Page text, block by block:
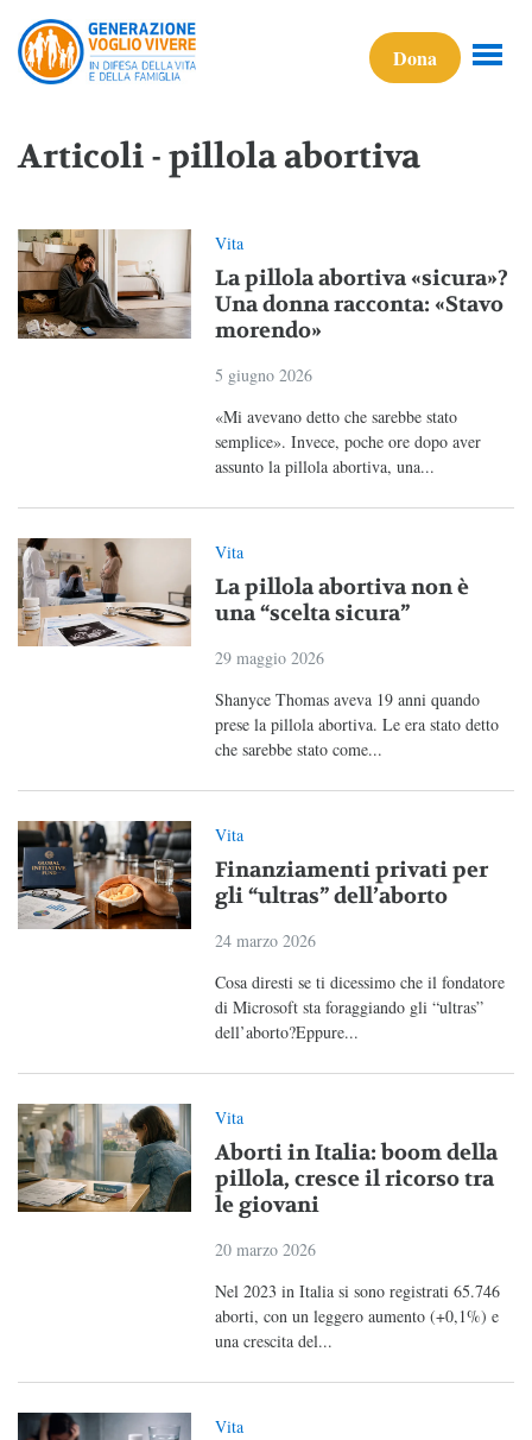
Dona
Articoli - pillola abortiva
Vita
La pillola abortiva «sicura»?
Una donna racconta: «Stavo
morendo»
5 giugno 2026
«Mi avevano detto che sarebbe stato
semplice». Invece, poche ore dopo aver
assunto la pillola abortiva, una...
Vita
La pillola abortiva non è
una “scelta sicura”
29 maggio 2026
Shanyce Thomas aveva 19 anni quando
prese la pillola abortiva. Le era stato detto
che sarebbe stato come...
Vita
Finanziamenti privati per
gli “ultras” dell’aborto
24 marzo 2026
Cosa diresti se ti dicessimo che il fondatore
di Microsoft sta foraggiando gli “ultras”
dell’aborto?Eppure...
Vita
Aborti in Italia: boom della
pillola, cresce il ricorso tra
le giovani
20 marzo 2026
Nel 2023 in Italia si sono registrati 65.746
aborti, con un leggero aumento (+0,1%) e
una crescita del...
Vita